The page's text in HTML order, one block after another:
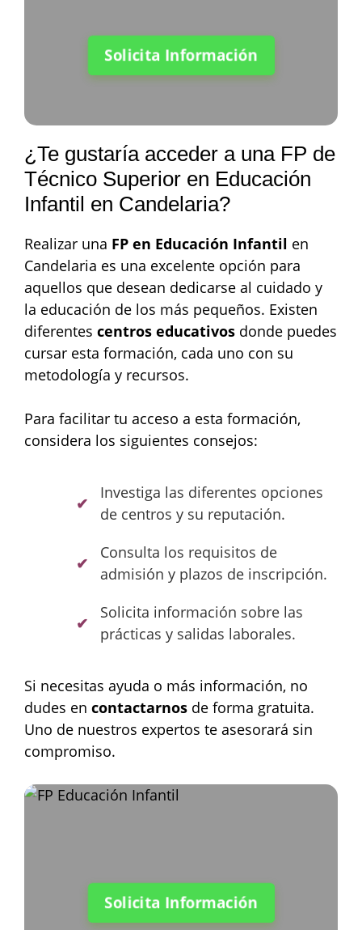
Solicita Información
¿Te gustaría acceder a una FP de
Técnico Superior en Educación
Infantil en Candelaria?
Realizar una FP en Educación Infantil en
Candelaria es una excelente opción para
aquellos que desean dedicarse al cuidado y
la educación de los más pequeños. Existen
diferentes centros educativos donde puedes
cursar esta formación, cada uno con su
metodología y recursos.
Para facilitar tu acceso a esta formación,
considera los siguientes consejos:
Investiga las diferentes opciones
de centros y su reputación.
Consulta los requisitos de
admisión y plazos de inscripción.
Solicita información sobre las
prácticas y salidas laborales.
Si necesitas ayuda o más información, no
dudes en contactarnos de forma gratuita.
Uno de nuestros expertos te asesorará sin
compromiso.
Solicita Información